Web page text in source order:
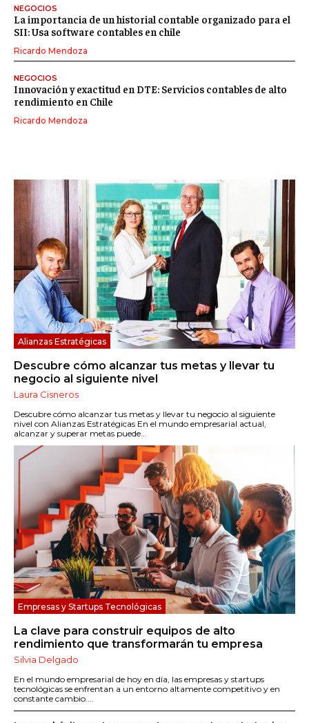
Alianzas Estratégicas
Descubre cómo alcanzar tus metas y llevar tu
negocio al siguiente nivel
Laura Cisneros
Descubre cómo alcanzar tus metas y llevar tu negocio al siguiente
nivel con Alianzas Estratégicas En el mundo empresarial actual,
alcanzar y superar metas puede...
Empresas y Startups Tecnológicas
La clave para construir equipos de alto
rendimiento que transformarán tu empresa
Silvia Delgado
En el mundo empresarial de hoy en día, las empresas y startups
tecnológicas se enfrentan a un entorno altamente competitivo y en
constante cambio....
NEGOCIOS
La importancia de un historial contable organizado para el
SII: Usa software contables en chile
Ricardo Mendoza
NEGOCIOS
Innovación y exactitud en DTE: Servicios contables de alto
rendimiento en Chile
Ricardo Mendoza